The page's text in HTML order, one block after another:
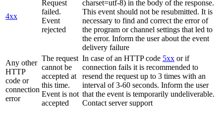
4xx
Request
failed.
Event
rejected
charset=utf-8) in the body of the response.
This event should not be resubmitted. It is
necessary to find and correct the error of
the program or channel settings that led to
the error. Inform the user about the event
delivery failure
Any other
HTTP
code or
connection
error
The request
cannot be
accepted at
this time.
Event is not
accepted
In case of an HTTP code 5xx or if
connection fails it is recommended to
resend the request up to 3 times with an
interval of 3-60 seconds. Inform the user
that the event is temporarily undeliverable.
Contact server support